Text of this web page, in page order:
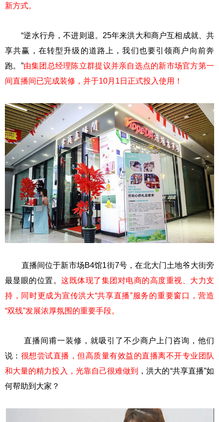
新方式。
“逆水行舟，不进则退。25年来洪大和商户互相成就、共
享共赢，在转型升级的道路上，我们也要引领商户向前奔
跑。”由集团总经理陈立群提议并亲自选点的新市场官方第一
间直播间已完成装修，并于10月1日正式投入使用！
直播间位于新市场B4馆1街7号，在北大门土地爷大街旁
最显眼的位置。这既体现了集团对电商的高度重视、大力支
持，同时更成为宣传洪大“共享直播”服务的重要窗口，营造
“双线”发展浓厚氛围的重要手段。
直播间甫一装修，就吸引了不少商户上门咨询，他们
说： 很想尝试直播，但高质量有效益的直播离不开专业团队
和大量的精力投入，光靠自己很难做到
，洪大的“共享直播”如
何帮助到大家？